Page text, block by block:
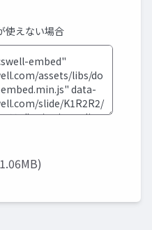
使えない場合